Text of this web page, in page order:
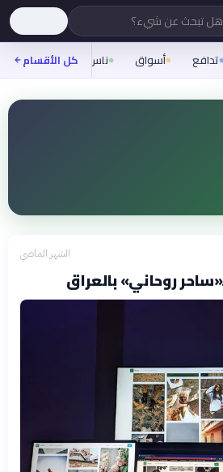
هل تبحث عن شيء؟
تدافع أسواق ناس روح
كل الأقسام
الشهر الماضي